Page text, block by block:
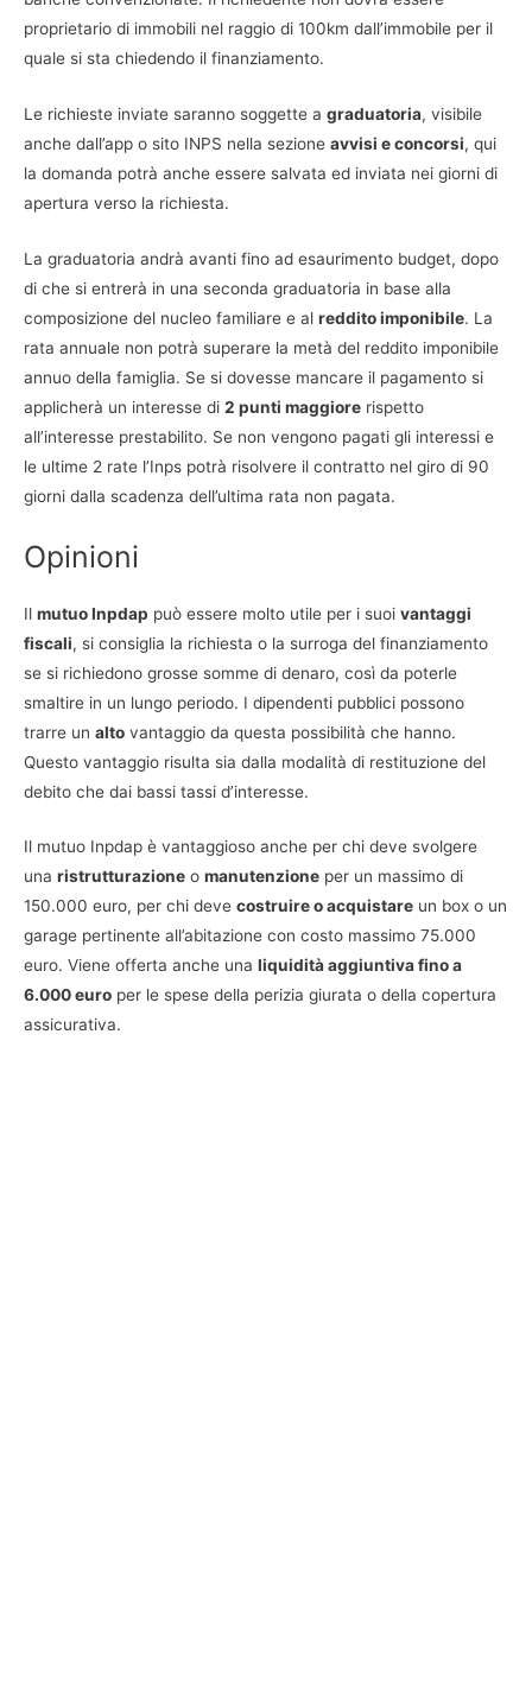
proprietario di immobili nel raggio di 100km dall’immobile per il
quale si sta chiedendo il finanziamento.
Le richieste inviate saranno soggette a graduatoria, visibile
anche dall’app o sito INPS nella sezione avvisi e concorsi, qui
la domanda potrà anche essere salvata ed inviata nei giorni di
apertura verso la richiesta.
La graduatoria andrà avanti fino ad esaurimento budget, dopo
di che si entrerà in una seconda graduatoria in base alla
composizione del nucleo familiare e al reddito imponibile. La
rata annuale non potrà superare la metà del reddito imponibile
annuo della famiglia. Se si dovesse mancare il pagamento si
applicherà un interesse di 2 punti maggiore rispetto
all’interesse prestabilito. Se non vengono pagati gli interessi e
le ultime 2 rate l’Inps potrà risolvere il contratto nel giro di 90
giorni dalla scadenza dell’ultima rata non pagata.
Opinioni
Il mutuo Inpdap può essere molto utile per i suoi vantaggi
fiscali, si consiglia la richiesta o la surroga del finanziamento
se si richiedono grosse somme di denaro, così da poterle
smaltire in un lungo periodo. I dipendenti pubblici possono
trarre un alto vantaggio da questa possibilità che hanno.
Questo vantaggio risulta sia dalla modalità di restituzione del
debito che dai bassi tassi d’interesse.
Il mutuo Inpdap è vantaggioso anche per chi deve svolgere
una ristrutturazione o manutenzione per un massimo di
150.000 euro, per chi deve costruire o acquistare un box o un
garage pertinente all’abitazione con costo massimo 75.000
euro. Viene offerta anche una liquidità aggiuntiva fino a
6.000 euro per le spese della perizia giurata o della copertura
assicurativa.